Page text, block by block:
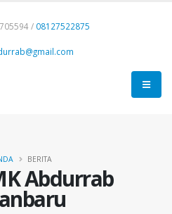
/ 08127522875
Abdurrab
BERITA